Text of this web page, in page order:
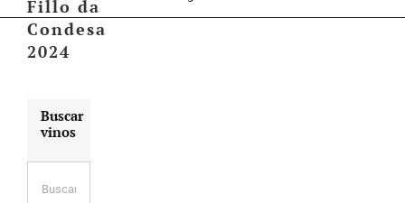
Fillo da
Condesa
2024
Buscar
vinos